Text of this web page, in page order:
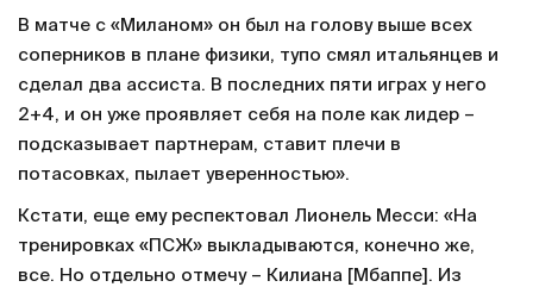
В матче с «Миланом» он был на голову выше всех
соперников в плане физики, тупо смял итальянцев и
сделал два ассиста. В последних пяти играх у него
2+4, и он уже проявляет себя на поле как лидер –
подсказывает партнерам, ставит плечи в
потасовках, пылает уверенностью».
Кстати, еще ему респектовал Лионель Месси: «На
тренировках «ПСЖ» выкладываются, конечно же,
все. Но отдельно отмечу – Килиана [Мбаппе]. Из